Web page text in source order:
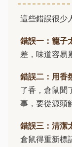
這些錯誤很少
錯誤一：籠子
差，味道容易
錯誤二：用香
了香，倉鼠聞
事，要從源頭
錯誤三：清潔
倉鼠得重新標